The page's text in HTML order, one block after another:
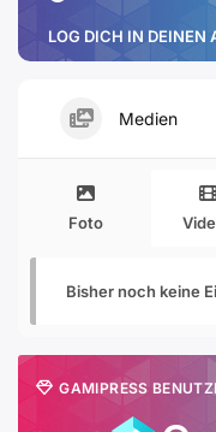
LOG DICH IN DEINEN
Medien
Foto
Bisher noch keine
GAMIPRESS